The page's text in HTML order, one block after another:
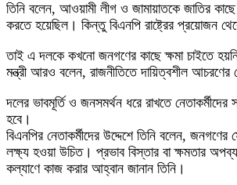
তিনি বলেন, আওয়ামী লীগ ও জামায়াতকে জাতির কাছে
করতে হয়েছিল। কিন্তু বিএনপি রাষ্ট্রের প্রয়োজন
তাই এ দলকে কখনো জনগণের কাছে ক্ষমা চাইতে
মন্ত্রী আরও বলেন, রাজনীতিতে দায়িত্বশীল আচরণের
দলের ভাবমূর্তি ও জনসমর্থন ধরে রাখতে
হবে।
বিএনপির নেতাকর্মীদের উদ্দেশে তিনি বলেন, জনগণের
লক্ষ্য হওয়া উচিত। প্রভাব বিস্তার বা ক্ষমতার
কল্যাণে কাজ করার আহ্বান জানান তিনি।